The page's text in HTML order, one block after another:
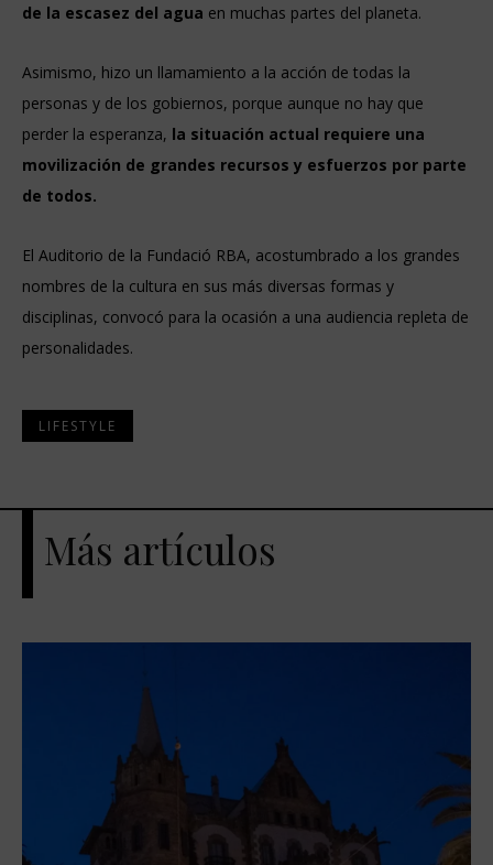
de la escasez del agua en muchas partes del planeta.
Asimismo, hizo un llamamiento a la acción de todas la
personas y de los gobiernos, porque aunque no hay que
perder la esperanza, la situación actual requiere una
movilización de grandes recursos y esfuerzos por parte
de todos.
El Auditorio de la Fundació RBA, acostumbrado a los grandes
nombres de la cultura en sus más diversas formas y
disciplinas, convocó para la ocasión a una audiencia repleta de
personalidades.
LIFESTYLE
Más artículos